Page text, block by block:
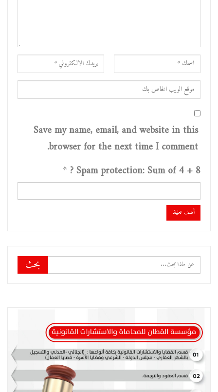
Save my name, email, and website in this
browser for the next time I comment.
Spam protection: Sum of 4 + 8 ?
*